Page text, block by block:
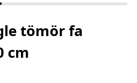
tömör fa
cm